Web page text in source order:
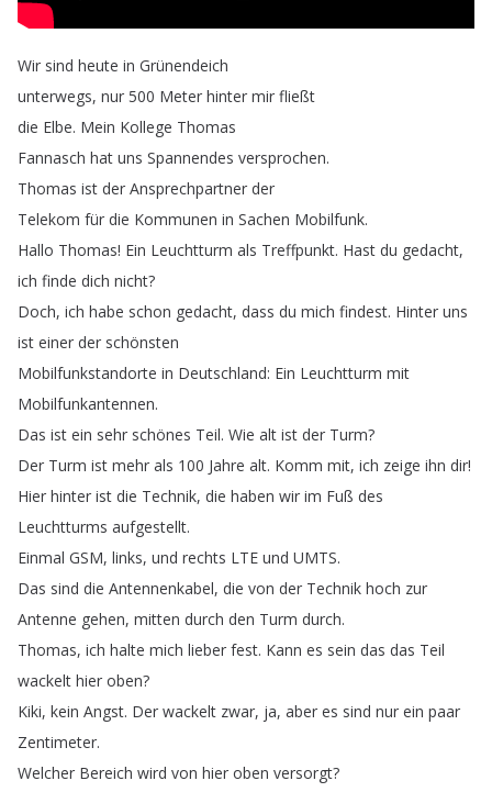
Wir sind heute in Grünendeich
unterwegs, nur 500 Meter hinter mir fließt
die Elbe. Mein Kollege Thomas
Fannasch hat uns Spannendes versprochen.
Thomas ist der Ansprechpartner der
Telekom für die Kommunen in Sachen Mobilfunk.
Hallo Thomas! Ein Leuchtturm als Treffpunkt. Hast du gedacht,
ich finde dich nicht?
Doch, ich habe schon gedacht, dass du mich findest. Hinter uns
ist einer der schönsten
Mobilfunkstandorte in Deutschland: Ein Leuchtturm mit
Mobilfunkantennen.
Das ist ein sehr schönes Teil. Wie alt ist der Turm?
Der Turm ist mehr als 100 Jahre alt. Komm mit, ich zeige ihn dir!
Hier hinter ist die Technik, die haben wir im Fuß des
Leuchtturms aufgestellt.
Einmal GSM, links, und rechts LTE und UMTS.
Das sind die Antennenkabel, die von der Technik hoch zur
Antenne gehen, mitten durch den Turm durch.
Thomas, ich halte mich lieber fest. Kann es sein das das Teil
wackelt hier oben?
Kiki, kein Angst. Der wackelt zwar, ja, aber es sind nur ein paar
Zentimeter.
Welcher Bereich wird von hier oben versorgt?